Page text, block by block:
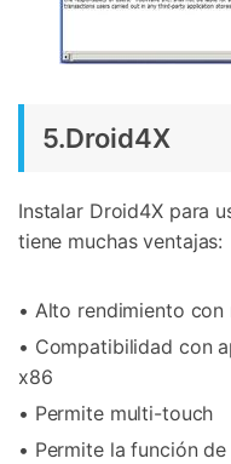
5.Droid4X
Instalar Droid4X para
tiene muchas ventajas:
• Alto rendimiento
• Compatibilidad con
x86
• Permite multi-touch
• Permite la función